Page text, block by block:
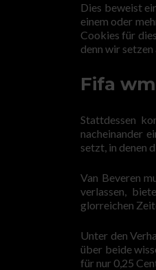
Dies beweist
einem oder
Cookies für
denn wir
Fifa
Stattdessen
nacheinander
setzt, in denen
Van Beveren
verlassen,
glorreichen
Unter den
über beide
für nur 0,25